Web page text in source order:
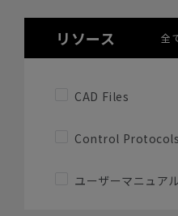
リソース 全
CAD Files
Control Protocols
ユーザーマニュア